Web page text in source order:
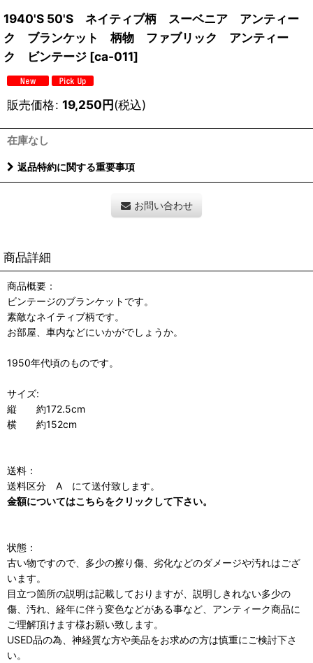
1940'S 50'S ネイティブ柄 スーベニア アンティー
ク ブランケット 柄物 ファブリック アンティー
ク ビンテージ [ca-011]
販売価格: 19,250円(税込)
在庫なし
返品特約に関する重要事項
お問い合わせ
商品詳細
商品概要：
ビンテージのブランケットです。
素敵なネイティブ柄です。
お部屋、車内などにいかがでしょうか。
1950年代頃のものです。
サイズ:
縦 約172.5cm
横 約152cm
送料：
送料区分 A にて送付致します。
金額についてはこちらをクリックして下さい。
状態：
古い物ですので、多少の擦り傷、劣化などのダメージや汚れはござ
います。
目立つ箇所の説明は記載しておりますが、説明しきれない多少の
傷、汚れ、経年に伴う変色などがある事など、アンティーク商品に
ご理解頂けます様お願い致します。
USED品の為、神経質な方や美品をお求めの方は慎重にご検討下さ
い。